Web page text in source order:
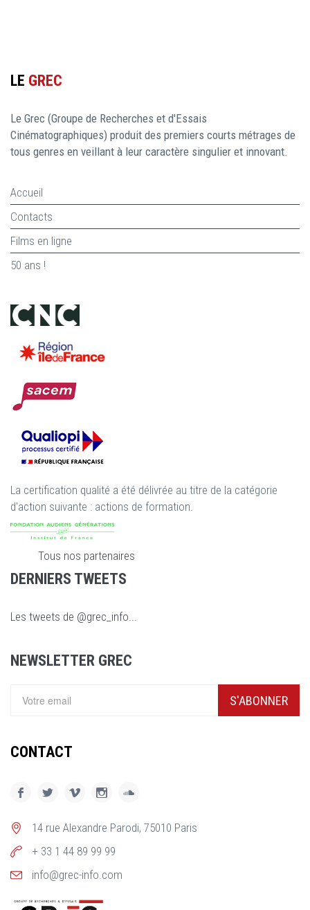
LE GREC
Le Grec (Groupe de Recherches et d'Essais
Cinématographiques) produit des premiers courts métrages de
tous genres en veillant à leur caractère singulier et innovant.
Accueil
Contacts
Films en ligne
50 ans !
La certification qualité a été délivrée au titre de la catégorie
d'action suivante : actions de formation.
Tous nos partenaires
DERNIERS TWEETS
Les tweets de @grec_info...
NEWSLETTER GREC
S'ABONNER
CONTACT
14 rue Alexandre Parodi, 75010 Paris
+ 33 1 44 89 99 99
info@grec-info.com